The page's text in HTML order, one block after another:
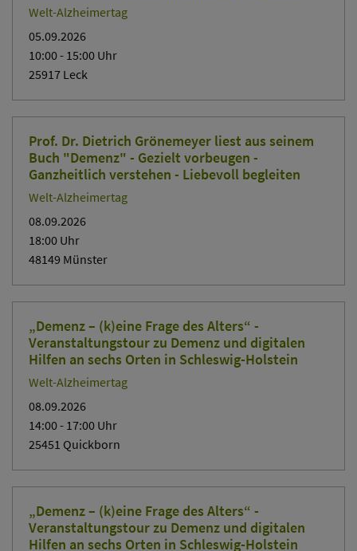
Welt-Alzheimertag
05.09.2026
10:00- 15:00 Uhr
25917 Leck
Prof. Dr. Dietrich Grönemeyer liest aus seinem
Buch "Demenz" - Gezielt vorbeugen -
Ganzheitlich verstehen - Liebevoll begleiten
Welt-Alzheimertag
08.09.2026
18:00 Uhr
48149 Münster
„Demenz – (k)eine Frage des Alters“ -
Veranstaltungstour zu Demenz und digitalen
Hilfen an sechs Orten in Schleswig-Holstein
Welt-Alzheimertag
08.09.2026
14:00- 17:00 Uhr
25451 Quickborn
„Demenz – (k)eine Frage des Alters“ -
Veranstaltungstour zu Demenz und digitalen
Hilfen an sechs Orten in Schleswig-Holstein